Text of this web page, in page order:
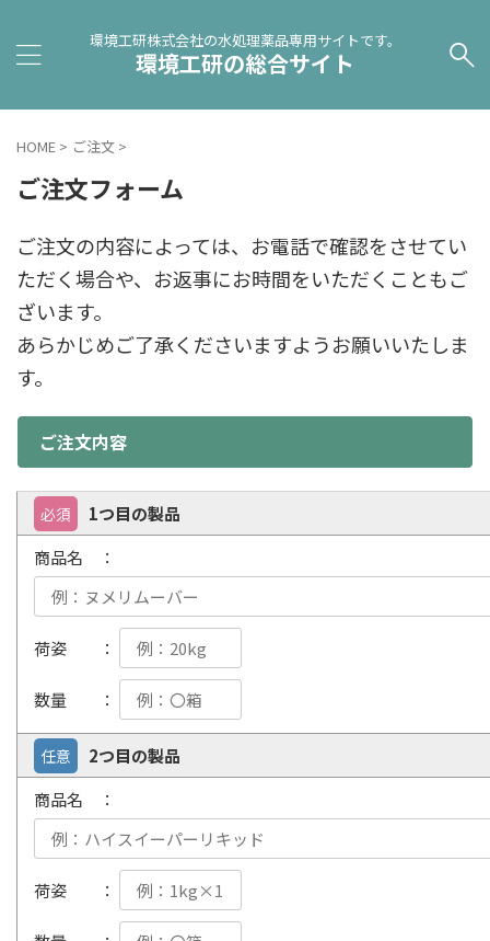
環境工研株式会社の水処理薬品専用サイトです。
環境工研の総合サイト
HOME > ご注文 >
ご注文フォーム
ご注文の内容によっては、お電話で確認をさせてい
ただく場合や、お返事にお時間をいただくこともご
ざいます。
あらかじめご了承くださいますようお願いいたしま
す。
ご注文内容
必須
1つ目の製品
商品名 ：
荷姿 ：
数量 ：
任意
2つ目の製品
商品名 ：
荷姿 ：